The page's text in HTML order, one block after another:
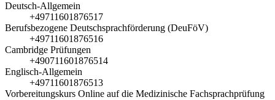
Deutsch-Allgemein
+49711601876517
Berufsbezogene Deutschsprachförderung (DeuFöV)
+49711601876516
Cambridge Prüfungen
+490711601876514
Englisch-Allgemein
+49711601876513
Vorbereitungskurs Online auf die Medizinische Fachsprachprüfung